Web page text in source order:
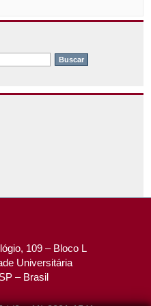
109 – Bloco L
Universitária
– Brasil